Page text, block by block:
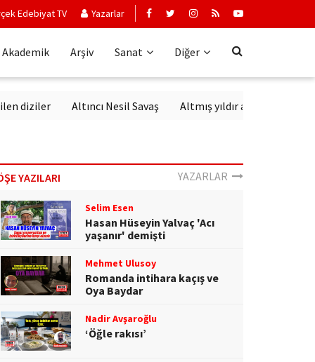
Edebiyat TV Yazarlar
Akademik Arşiv Sanat Diğer
Altıncı Nesil Savaş Altmış yıldır aynı sevgiyle
YAZILARI YAZARLAR
Selim Esen
Hasan Hüseyin Yalvaç 'Acı
yaşanır' demişti
Mehmet Ulusoy
Romanda intihara kaçış ve
Oya Baydar
Nadir Avşaroğlu
‘Öğle rakısı’